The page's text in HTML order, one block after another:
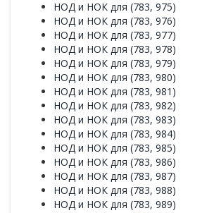
НОД и НОК для (783, 975)
НОД и НОК для (783, 976)
НОД и НОК для (783, 977)
НОД и НОК для (783, 978)
НОД и НОК для (783, 979)
НОД и НОК для (783, 980)
НОД и НОК для (783, 981)
НОД и НОК для (783, 982)
НОД и НОК для (783, 983)
НОД и НОК для (783, 984)
НОД и НОК для (783, 985)
НОД и НОК для (783, 986)
НОД и НОК для (783, 987)
НОД и НОК для (783, 988)
НОД и НОК для (783, 989)